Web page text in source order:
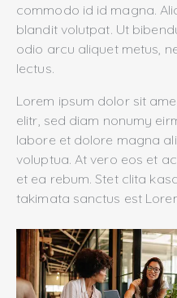
commodo id id magna.
blandit volutpat. Ut
odio arcu aliquet metus,
lectus.
Lorem ipsum dolor sit
elitr, sed diam nonumy
labore et dolore magna
voluptua. At vero eos et
et ea rebum. Stet clita
takimata sanctus est